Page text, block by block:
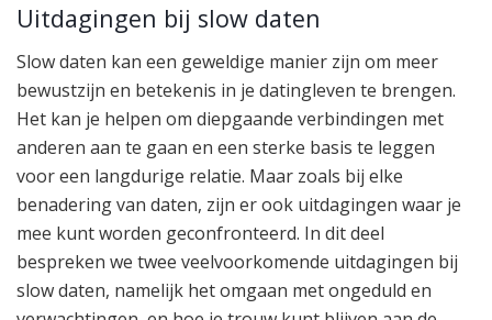
Uitdagingen bij slow daten
Slow daten kan een geweldige manier zijn om meer
bewustzijn en betekenis in je datingleven te brengen.
Het kan je helpen om diepgaande verbindingen met
anderen aan te gaan en een sterke basis te leggen
voor een langdurige relatie. Maar zoals bij elke
benadering van daten, zijn er ook uitdagingen waar je
mee kunt worden geconfronteerd. In dit deel
bespreken we twee veelvoorkomende uitdagingen bij
slow daten, namelijk het omgaan met ongeduld en